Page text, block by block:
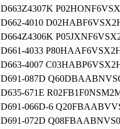
D663Z4307K
D662-4010
D664Z4306K
D661-4033
D663-4007
D691-087D
D635-671E
D691-066D-6
D691-072D